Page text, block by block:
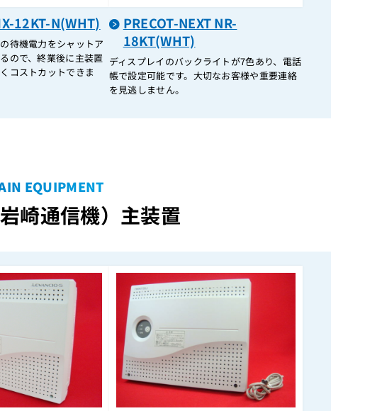
FR ケアコムNC接続ライセンス
FR ケータイWebリンク機能ライセンス
FR コールイベントライセンス
FR サイトリンクスレーブライセンス
FR サイトリンクマスターライセンス
FR 音声ファイル管理ツ－ル
Frespec PCプログラマ
HDX-1KT
HDX-1KT(IPF)
IW-60J
IW-60J用(電話機壁掛用品)
IW-MFPアダプタ
IX-10 BATU
IX-12IPKTD(24ボタン)
12KT-N(WHT)
待機電力をシャットア
ので、終業後に主装置
コストカットできま
PRECOT-NEXT NR-
18KT(WHT)
ディスプレイのバックライトが7色あり、電話
帳で設定可能です。大切なお客様や重要連絡
を見逃しません。
EQUIPMENT
崎通信機） 主装置